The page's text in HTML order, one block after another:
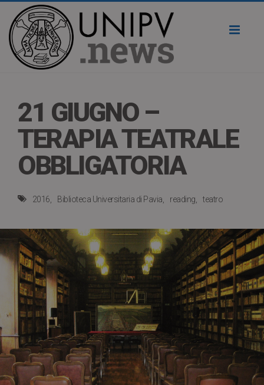
21 GIUGNO –
TERAPIA TEATRALE
OBBLIGATORIA
2016 Biblioteca Universitaria di Pavia reading teatro